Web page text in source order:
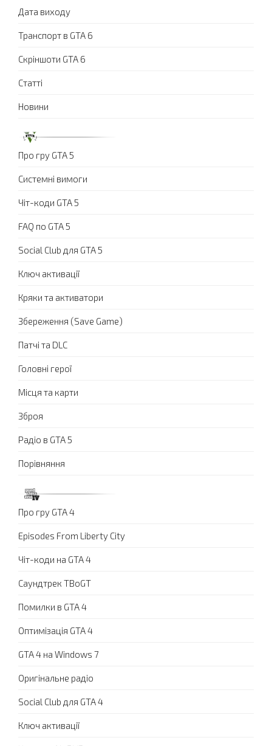
Дата виходу
Транспорт в GTA 6
Скріншоти GTA 6
Статті
Новини
Про гру GTA 5
Системні вимоги
Чіт-коди GTA 5
FAQ по GTA 5
Social Club для GTA 5
Ключ активації
Кряки та активатори
Збереження (Save Game)
Патчі та DLC
Головні герої
Місця та карти
Зброя
Радіо в GTA 5
Порівняння
Про гру GTA 4
Episodes From Liberty City
Чіт-коди на GTA 4
Саундтрек TBoGT
Помилки в GTA 4
Оптимізація GTA 4
GTA 4 на Windows 7
Оригінальне радіо
Social Club для GTA 4
Ключ активації